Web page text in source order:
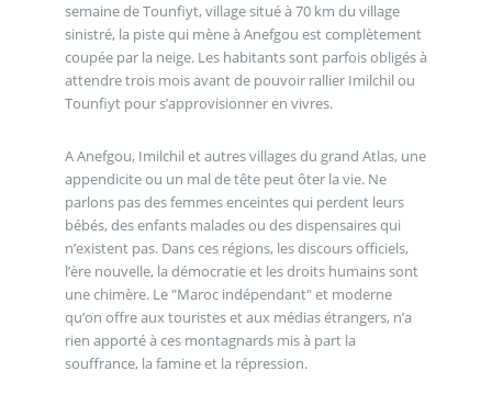
semaine de Tounfiyt, village situé à 70 km du village
sinistré, la piste qui mène à Anefgou est complètement
coupée par la neige. Les habitants sont parfois obligés à
attendre trois mois avant de pouvoir rallier Imilchil ou
Tounfiyt pour s’approvisionner en vivres.
A Anefgou, Imilchil et autres villages du grand Atlas, une
appendicite ou un mal de tête peut ôter la vie. Ne
parlons pas des femmes enceintes qui perdent leurs
bébés, des enfants malades ou des dispensaires qui
n’existent pas. Dans ces régions, les discours officiels,
l’ère nouvelle, la démocratie et les droits humains sont
une chimère. Le "Maroc indépendant" et moderne
qu’on offre aux touristes et aux médias étrangers, n’a
rien apporté à ces montagnards mis à part la
souffrance, la famine et la répression.